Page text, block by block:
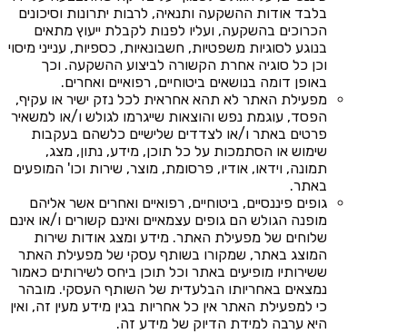
בלבד אודות ההשקעה ותנאיה, לרבות יתרונות וסיכונים
הכרוכים בהשקעה, ועליו לפנות לקבלת ייעוץ מתאים
בנוגע לסוגיות משפטיות, חשבונאיות, כספיות, ענייני מיסוי
וכן כל סוגיה אחרת הקשורה לביצוע ההשקעה. וכך
באופן דומה בנושאים ביטוחיים, רפואיים ואחרים.
מפעילת האתר לא תהא אחראית לכל נזק ישיר או עקיף,
הפסד, עוגמת נפש והוצאות שייגרמו לגולש ו/או למשאיר
פרטים באתר ו/או לצדדים שלישיים כלשהם בעקבות
שימוש או הסתמכות על כל תוכן, מידע, נתון, מצג,
תמונה, וידאו, אודיו, פרסומת, מוצר, שירות וכו' המופעים
באתר.
גופים פיננסיים, ביטוחיים, רפואיים ואחרים אשר אליהם
מופנה הגולש הם גופים עצמאיים ואינם קשורים ו/או אינם
שלוחים של מפעילת האתר. מידע ומצג אודות שירות
המוצג באתר, שמקורו בשותף עסקי של מפעילת האתר
ששירותיו מופיעים באתר וכל תוכן ביחס לשירותים כאמור
נמצאים באחריותו הבלעדית של השותף העסקי. מובהר
כי למפעילת האתר אין כל אחריות בגין מידע מעין זה, ואין
היא ערבה למידת הדיוק של מידע זה.